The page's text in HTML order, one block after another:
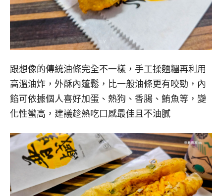
跟想像的傳統油條完全不一樣，手工揉麵糰再利用
高溫油炸，外酥內蓬鬆，比一般油條更有咬勁，內
餡可依據個人喜好加蛋、熱狗、香腸、鮪魚等，變
化性蠻高，建議趁熱吃口感最佳且不油膩